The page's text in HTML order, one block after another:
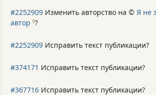
#2252909 Изменить авторство на © Я не
автор 0?
#2252909 Исправить текст публикации?
#374171 Исправить текст публикации?
#367716 Исправить текст публикации?